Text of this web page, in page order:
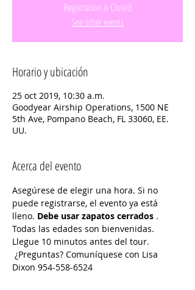
Registration is Closed
See other events
Horario y ubicación
25 oct 2019, 10:30 a.m.
Goodyear Airship Operations, 1500 NE
5th Ave, Pompano Beach, FL 33060, EE.
UU.
Acerca del evento
Asegúrese de elegir una hora. Si no
puede registrarse, el evento ya está
lleno. Debe usar zapatos cerrados .
Todas las edades son bienvenidas.
Llegue 10 minutos antes del tour.
Dixon 954-558-6524